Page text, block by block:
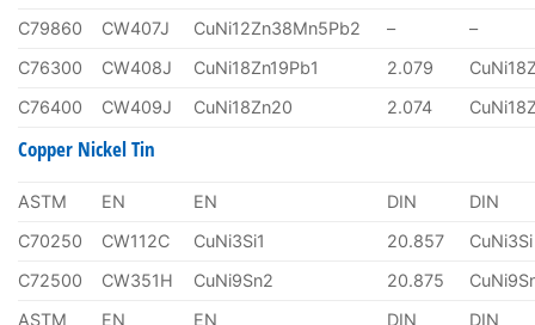
C79860
CW407J CuNi12Zn38Mn5Pb2 –
–
C76300
CW408J CuNi18Zn19Pb1 2.079
C76400
CW409J CuNi18Zn20 2.074
Copper Nickel Tin
ASTM EN EN DIN
DIN
C70250
CW112C CuNi3Si1 20.857
CuNi3Si
C72500
CW351H CuNi9Sn2 20.875
ASTM
EN EN DIN
DIN